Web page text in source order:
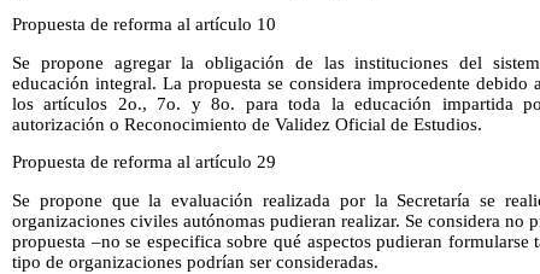
Propuesta de reforma al artículo 10
Se propone agregar la obligación de las instituciones del
educación integral. La propuesta se considera improcedente debido
los artículos 2o., 7o. y 8o. para toda la educación impartida
autorización o Reconocimiento de Validez Oficial de Estudios.
Propuesta de reforma al artículo 29
Se propone que la evaluación realizada por la Secretaría se
organizaciones civiles autónomas pudieran realizar. Se considera no
propuesta –no se especifica sobre qué aspectos pudieran formularse
tipo de organizaciones podrían ser consideradas.